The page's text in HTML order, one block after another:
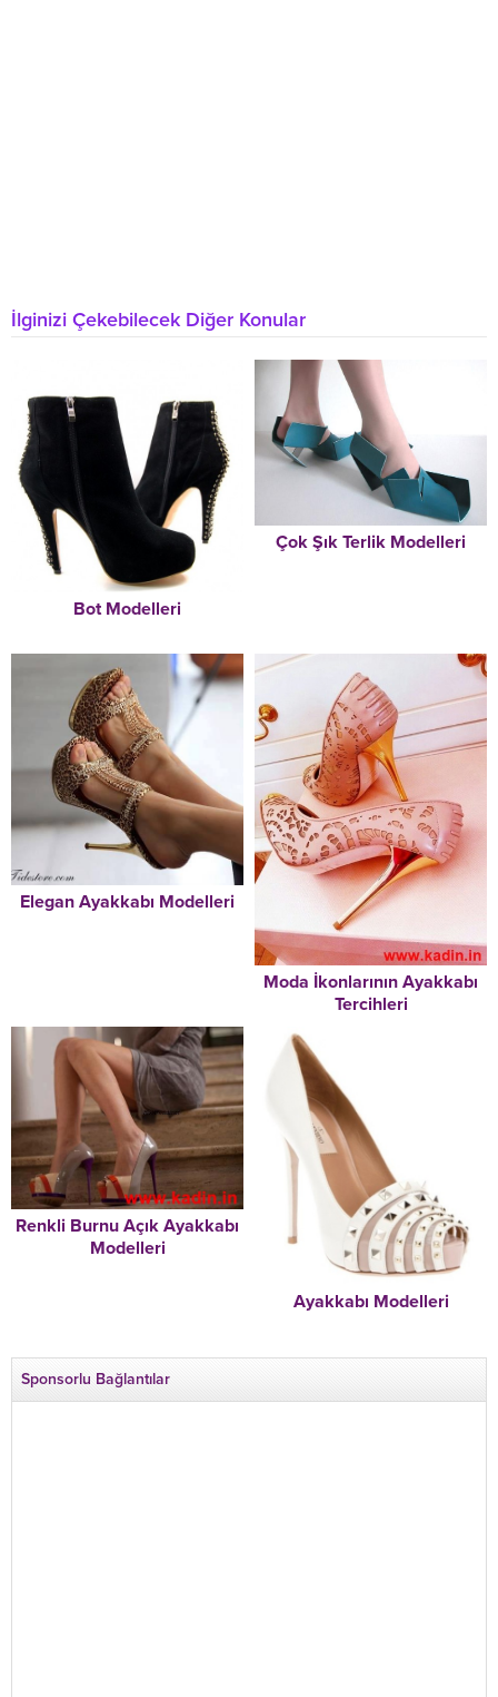
İlginizi Çekebilecek Diğer Konular
Bot Modelleri
Çok Şık Terlik Modelleri
Elegan Ayakkabı Modelleri
Moda İkonlarının Ayakkabı
Tercihleri
Renkli Burnu Açık Ayakkabı
Modelleri
Ayakkabı Modelleri
Sponsorlu Bağlantılar